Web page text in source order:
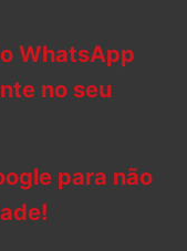
WhatsApp
no seu
para não